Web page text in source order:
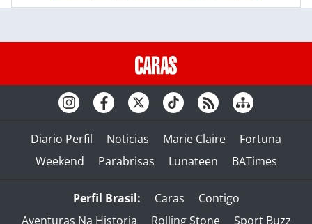
Diario Perfil Noticias Marie Claire
Fortuna
Weekend
Parabrisas Lunateen BATimes
Perfil Brasil: Caras
Contigo
Aventuras Na Historia
Rolling Stone Sport Buzz